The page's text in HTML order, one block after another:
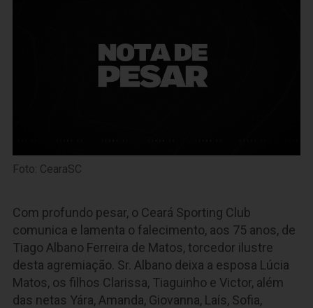
Foto: CearaSC
Com profundo pesar, o Ceará Sporting Club
comunica e lamenta o falecimento, aos 75 anos, de
Tiago Albano Ferreira de Matos, torcedor ilustre
desta agremiação. Sr. Albano deixa a esposa Lúcia
Matos, os filhos Clarissa, Tiaguinho e Victor, além
das netas Yára, Amanda, Giovanna, Laís, Sofia,